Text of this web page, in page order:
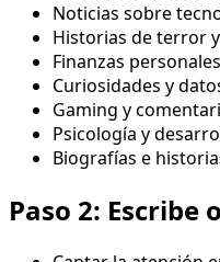
Noticias sobre
Historias de terror
Finanzas
Curiosidades y
Gaming y
Psicología y
Biografías e
Paso 2: Escribe